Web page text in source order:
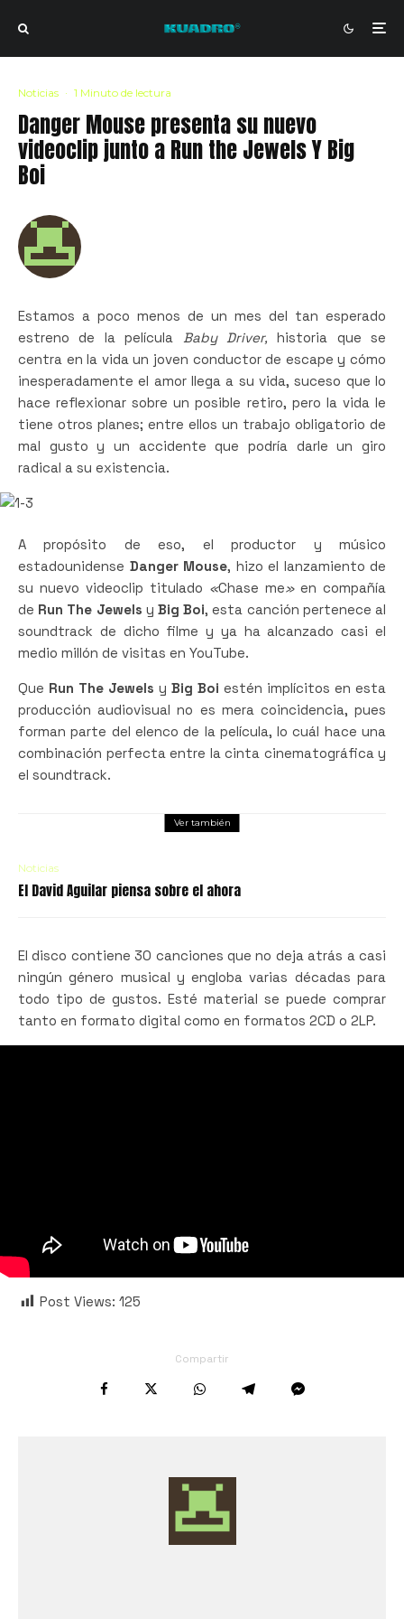
Noticias · 1 Minuto de lectura
Danger Mouse presenta su nuevo
videoclip junto a Run the Jewels Y Big
Boi
Estamos a poco menos de un mes del tan esperado
estreno de la película Baby Driver, historia que se
centra en la vida un joven conductor de escape y cómo
inesperadamente el amor llega a su vida, suceso que lo
hace reflexionar sobre un posible retiro, pero la vida le
tiene otros planes; entre ellos un trabajo obligatorio de
mal gusto y un accidente que podría darle un giro
radical a su existencia.
A propósito de eso, el productor y músico
estadounidense Danger Mouse, hizo el lanzamiento de
su nuevo videoclip titulado «Chase me» en compañía
de Run The Jewels yBig Boi, esta canción pertenece al
soundtrack de dicho filme y ya ha alcanzado casi el
medio millón de visitas en YouTube.
Que Run The Jewels y Big Boi estén implícitos en esta
producción audiovisual no es mera coincidencia, pues
forman parte del elenco de la película, lo cuál hace una
combinación perfecta entre la cinta cinematográfica y
el soundtrack.
Ver también
Noticias
El David Aguilar piensa sobre el ahora
El disco contiene 30 canciones que no deja atrás a casi
ningún género musical y engloba varias décadas para
todo tipo de gustos. Esté material se puede comprar
tanto en formato digital como en formatos 2CD o 2LP.
Post Views: 125
Compartir